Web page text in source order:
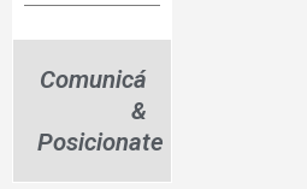
Comunicá
&
Posicionate